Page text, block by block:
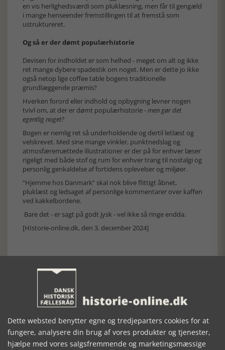
en vis herlighedsværdi som pluklæsning, men får til gengæld
i mange henseender fremstillingen til at fremstå som
ustruktureret.
Og så er der dømt populærhistorie
Devisen for indholdet er som helhed - meget om alt og ikke
ret mange dybere spadestik om noget. Men er dette jo ikke
også netop lige coffee table bogens traditionelle
grundlæggende præmis?
Hverken forord eller indhold og opbygning levner nogen
tvivl om, at der er dømt populærhistorie -men gør det
egentlig noget?
Bogen er nemlig ret så underholdende og dertil letlæst og
velskrevet. Med sine mange vinkler, punktnedslag og
atmosfæremættede illustrationer er der på for enhver læser
rigeligt med både stof og rum for enhver trang til nostalgi og
personlig genkaldelse af fortidens oplevelser og miljøer.
”Hjemme hos Danmark” skal nok blive flittigt åbnet,
pluklæst og ledsaget af personlige kommentarer over kaffen
ved kakkelbordene.
Bare det - er sagt på godt jysk - vel ikke så ringe endda.
[HIstorie-online.dk, den 3. december 2024]
Forrige artikel
SE RELATEREDE ARTIKLER
Dette websted benytter egne og tredjeparters cookies for at
fungere, analysere din brug af vores produkter og tjenester,
hjælpe med vores salgsfremmende og marketingsmæssige